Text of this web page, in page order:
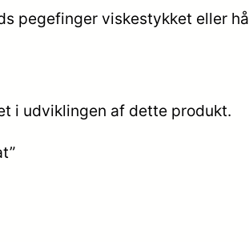
pegefinger viskestykket eller
i udviklingen af dette produkt.